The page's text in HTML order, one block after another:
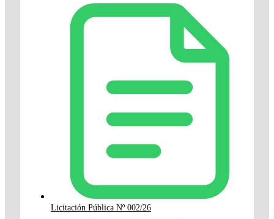
Licitación Pública Nº 002/26